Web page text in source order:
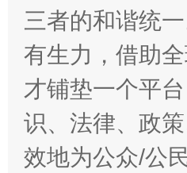
三者的和谐统
有生力，借助
才铺垫一个平
识、法律、政
效地为公众/公